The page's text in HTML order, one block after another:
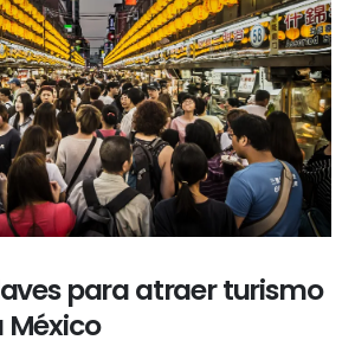
para atraer turismo
México